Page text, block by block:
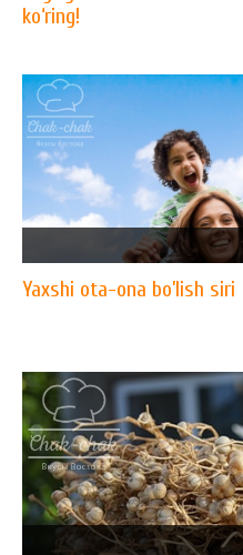
ko‘ring!
Yaxshi ota-ona bo’lish siri